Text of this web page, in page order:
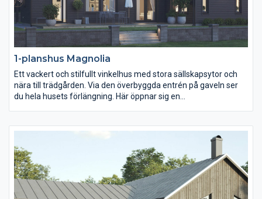
1-planshus Magnolia
Ett vackert och stilfullt vinkelhus med stora sällskapsytor och
nära till trädgården. Via den överbyggda entrén på gaveln ser
du hela husets förlängning. Här öppnar sig en
vindskyddad uteplats, vilket suddar ut gränsen mellan ute och
inne. Innanför vardagsrummet har huset två separata delar, en
barn-/ungdomsdel med eget allrum, alternativt gaming
room/hemmabio, och en separat föräldrasvit med egen walk-
in-closet och stort badrum.